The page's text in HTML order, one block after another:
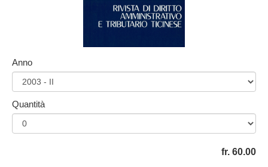
Anno
Quantità
fr. 60.00